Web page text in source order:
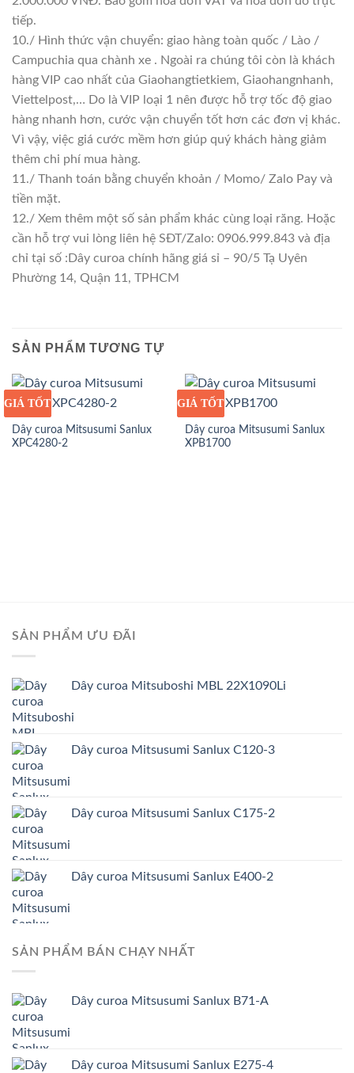
tiếp.
10./ Hình thức vận chuyển: giao hàng toàn quốc / Lào /
Campuchia qua chành xe . Ngoài ra chúng tôi còn là khách
hàng VIP cao nhất của Giaohangtietkiem, Giaohangnhanh,
Viettelpost,… Do là VIP loại 1 nên được hỗ trợ tốc độ giao
hàng nhanh hơn, cước vận chuyển tốt hơn các đơn vị khác.
Vì vậy, việc giá cước mềm hơn giúp quý khách hàng giảm
thêm chi phí mua hàng.
11./ Thanh toán bằng chuyển khoản / Momo/ Zalo Pay và
tiền mặt.
12./ Xem thêm một số sản phẩm khác cùng loại răng. Hoặc
cần hỗ trợ vui lòng liên hệ SĐT/Zalo: 0906.999.843 và địa
chỉ tại số :Dây curoa chính hãng giá sỉ – 90/5 Tạ Uyên
Phường 14, Quận 11, TPHCM
SẢN PHẨM TƯƠNG TỰ
GIÁ SỈ
GIÁ TỐT
Dây curoa Mitsusumi Sanlux
XPC4280-2
GIÁ SỈ
GIÁ TỐT
Dây curoa Mitsusumi Sanlux
XPB1700
SẢN PHẨM ƯU ĐÃI
Dây curoa Mitsuboshi MBL 22X1090Li
Dây curoa Mitsusumi Sanlux C120-3
Dây curoa Mitsusumi Sanlux C175-2
Dây curoa Mitsusumi Sanlux E400-2
SẢN PHẨM BÁN CHẠY NHẤT
Dây curoa Mitsusumi Sanlux B71-A
Dây curoa Mitsusumi Sanlux E275-4